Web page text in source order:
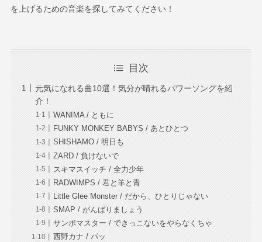
を上げるための音楽を探してみてください！
目次
元気になれる曲10選！気分が晴れるパワーソングを紹
介！
WANIMA / ともに
FUNKY MONKEY BABYS / あとひとつ
SHISHAMO / 明日も
ZARD / 負けないで
スキマスイッチ / 全力少年
RADWIMPS / 君と羊と青
Little Glee Monster / だから、ひとりじゃない
SMAP / がんばりましょう
サンボマスター / できっこないをやらなくちゃ
西野カナ / パッ